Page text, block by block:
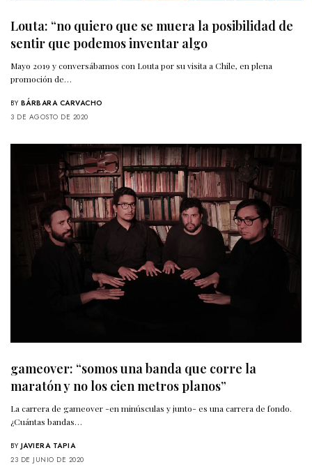
Louta: “no quiero que se muera la posibilidad de
sentir que podemos inventar algo
Mayo 2019 y conversábamos con Louta por su visita a Chile, en plena
promoción de…
BY BÁRBARA CARVACHO
3 DE AGOSTO DE 2020
gameover: “somos una banda que corre la
maratón y no los cien metros planos”
La carrera de gameover -en minúsculas y junto- es una carrera de fondo.
¿Cuántas bandas…
BY JAVIERA TAPIA
23 DE JUNIO DE 2020